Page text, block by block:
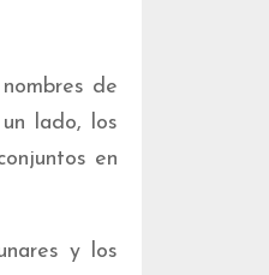
de
lado, los
en
y los